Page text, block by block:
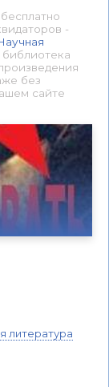
-
библиотека
без
сайте
литература